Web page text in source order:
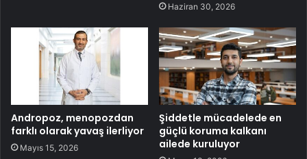
Haziran 30, 2026
Andropoz, menopozdan
farklı olarak yavaş ilerliyor
Mayıs 15, 2026
Şiddetle mücadelede en
güçlü koruma kalkanı
ailede kuruluyor